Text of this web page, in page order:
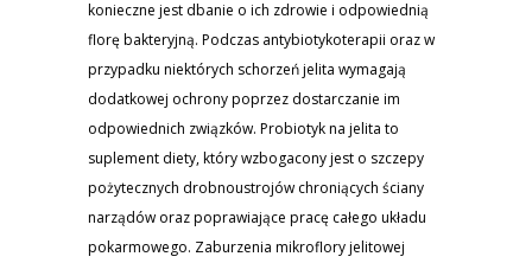
konieczne jest dbanie o ich zdrowie i odpowiednią
florę bakteryjną. Podczas antybiotykoterapii oraz w
przypadku niektórych schorzeń jelita wymagają
dodatkowej ochrony poprzez dostarczanie im
odpowiednich związków. Probiotyk na jelita to
suplement diety, który wzbogacony jest o szczepy
pożytecznych drobnoustrojów chroniących ściany
narządów oraz poprawiające pracę całego układu
pokarmowego. Zaburzenia mikroflory jelitowej